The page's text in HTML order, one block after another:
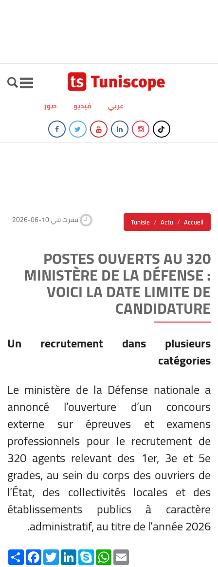
صور فيديو عربي
Tunisie Actu Accueil 2026-06-10 نشرت في
320 POSTES OUVERTS AU
MINISTÈRE DE LA DÉFENSE :
VOICI LA DATE LIMITE DE
CANDIDATURE
Un recrutement dans plusieurs
catégories
Le ministère de la Défense nationale a
annoncé l’ouverture d’un concours
externe sur épreuves et examens
professionnels pour le recrutement de
320 agents relevant des 1er, 3e et 5e
grades, au sein du corps des ouvriers de
l’État, des collectivités locales et des
établissements publics à caractère
administratif, au titre de l’année 2026.
Share
FacebookTwitterLinkedInSkype
WhatsAppEmail